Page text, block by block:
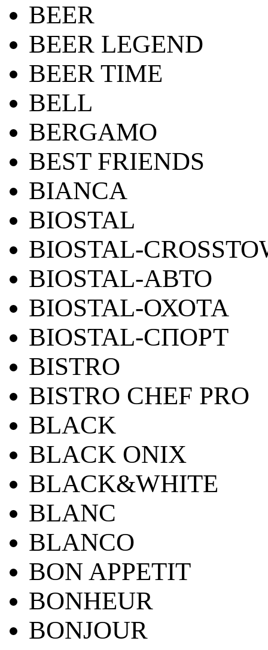
BEER
BEER LEGEND
BEER TIME
BELL
BERGAMO
BEST FRIENDS
BIANCA
BIOSTAL
BIOSTAL-
BIOSTAL-АВТО
BIOSTAL-ОХОТА
BIOSTAL-СПОРТ
BISTRO
BISTRO CHEF PRO
BLACK
BLACK ONIX
BLACK&WHITE
BLANC
BLANCO
BON APPETIT
BONHEUR
BONJOUR